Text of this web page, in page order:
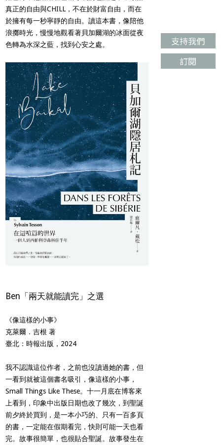
真正的自由與CHILL，不在於財富自由，而在
於擁有每一秒寧靜的自由。讀這本書，像陪他
浪擲時光，慢慢地觀看著貝加爾湖的冰面從夜
色轉為水深之藍，找到心安之處。
Ben「兩天就能讀完」之選
《像這樣的小事》
克萊爾．吉根 著
臺北：時報出版，2024
我不認識這位作者，之前也沒讀過她的書，但
一看到就被這個書名吸引，像這樣的小事，
Small Things Like These。十一月底在博客來
上看到，印象中出版日期也改了幾次，到聖誕
前夕終於買到，是一本小巧的、只有一百多頁
的書，一定能在假期看完，快則可能一天也看
完。故事很簡單，也很貼合聖誕。故事發生在
支持我們
訂閱